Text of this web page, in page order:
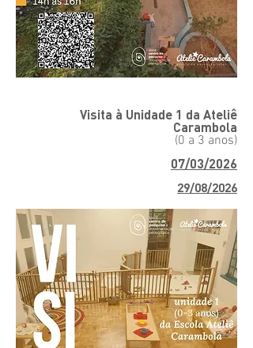
Visita à Unidade 1 da Ateliê
Carambola
(0 a 3 anos)
07/03/2026
29/08/2026